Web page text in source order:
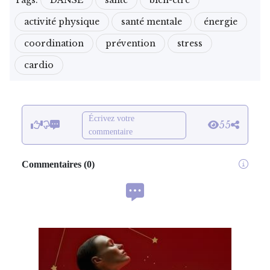
activité physique
santé mentale
énergie
coordination
prévention
stress
cardio
Écrivez votre
commentaire
55
Commentaires (0)